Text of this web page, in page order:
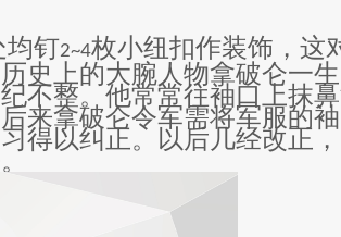
均钉2~4枚小纽扣作装饰，这
史上的大腕人物拿破仑一
不整。他常常往袖口上抹
来拿破仑令军需将军服的
得以纠正。以后几经改正